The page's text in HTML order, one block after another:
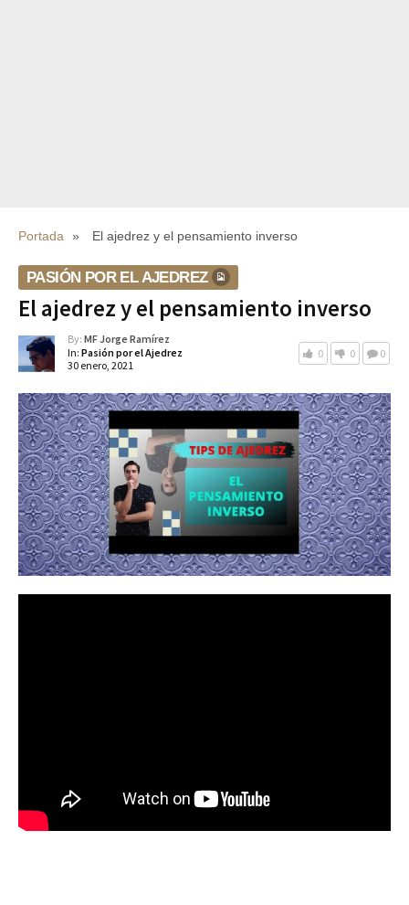
Portada » El ajedrez y el pensamiento inverso
PASIÓN POR EL AJEDREZ
El ajedrez y el pensamiento inverso
By: MF Jorge Ramírez
In: Pasión por el Ajedrez
30 enero, 2021
0 0 0